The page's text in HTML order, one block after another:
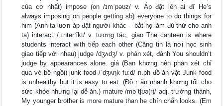
của cơ nhất) impose (on /ɪmˈpəʊz/ v. Áp đặt lên ai đĩ He’s
always imposing on people getting sb) everyone to do things for
him (Anh ta luơn áp đặt người khác – bắt họ làm đủ thứ cho anh
ta) interact /ˌɪntərˈỉkt/ v. tương tác, giao The canteen is where
students interact with tiếp each other (Căng tin là nơi học sinh
giao tiếp với nhau) judge /dʒʌdʒ/ v. phán xét, đánh You shouldn’t
judge by appearances alone. giá (Bạn khơng nên phán xét chỉ
qua vẻ bề ngồi) junk food /ˈdʒʌŋk fuːd/ n.ph đồ ăn vặt Junk food
is unhealthy but it is easy to eat. (Đồ r ăn nhanh khơng tốt cho
sức khỏe nhưng lại dễ ăn.) mature /məˈtʃʊə(r)/ adj. trưởng thành,
My younger brother is more mature than he chín chắn looks. (Em